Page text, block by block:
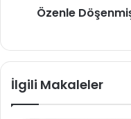
Özenle
İlgili Makaleler